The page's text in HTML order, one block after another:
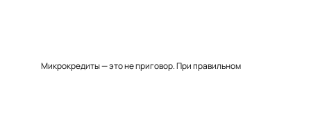
Микрокредиты — это не приговор. При правильном